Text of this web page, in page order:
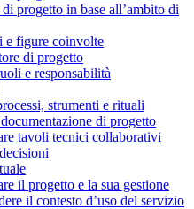
progetto in base all’ambito di
e figure coinvolte
di progetto
e responsabilità
strumenti e rituali
di progetto
tavoli tecnici collaborativi
il progetto e la sua gestione
il contesto d’uso del servizio